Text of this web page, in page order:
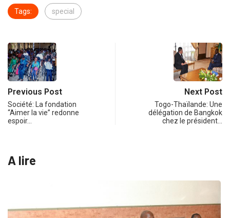
Tags: special
Previous Post
Société: La fondation
“Aimer la vie” redonne
espoir…
Next Post
Togo-Thaïlande: Une
délégation de Bangkok
chez le président…
A lire